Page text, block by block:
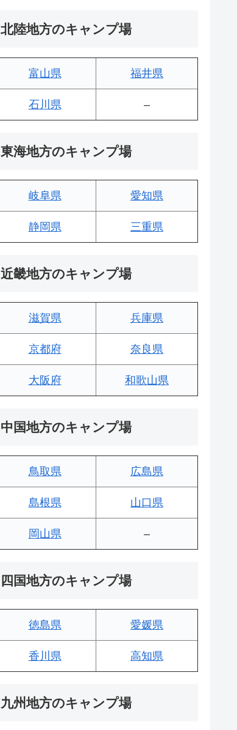
北陸地方のキャンプ場
富山県 福井県
石川県 –
東海地方のキャンプ場
岐阜県 愛知県
静岡県 三重県
近畿地方のキャンプ場
滋賀県 兵庫県
京都府 奈良県
大阪府 和歌山県
中国地方のキャンプ場
鳥取県 広島県
島根県 山口県
岡山県 –
四国地方のキャンプ場
徳島県 愛媛県
香川県 高知県
九州地方のキャンプ場